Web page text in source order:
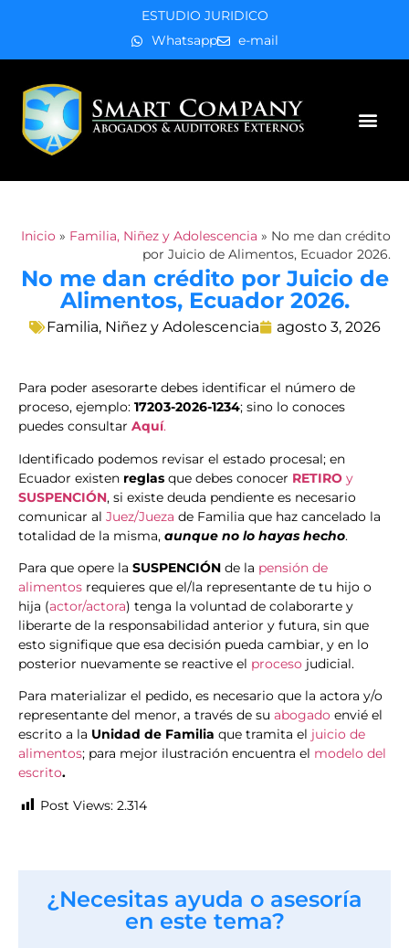
ESTUDIO JURIDICO
Whatsapp
e-mail
Inicio » Familia, Niñez y Adolescencia » No me dan crédito
por Juicio de Alimentos, Ecuador 2026.
No me dan crédito por Juicio de
Alimentos, Ecuador 2026.
Familia, Niñez y Adolescencia agosto 3, 2026
Para poder asesorarte debes identificar el número de
proceso, ejemplo: 17203-2026-1234; sino lo conoces
puedes consultar Aquí.
Identificado podemos revisar el estado procesal; en
Ecuador existen reglas que debes conocer RETIRO y
SUSPENCIÓN, si existe deuda pendiente es necesario
comunicar al Juez/Jueza de Familia que haz cancelado la
totalidad de la misma, aunque no lo hayas hecho.
Para que opere la SUSPENCIÓN de la pensión de
alimentos requieres que el/la representante de tu hijo o
hija (actor/actora) tenga la voluntad de colaborarte y
liberarte de la responsabilidad anterior y futura, sin que
esto signifique que esa decisión pueda cambiar, y en lo
posterior nuevamente se reactive el proceso judicial.
Para materializar el pedido, es necesario que la actora y/o
representante del menor, a través de su abogado envié el
escrito a la Unidad de Familia que tramita el juicio de
alimentos; para mejor ilustración encuentra el modelo del
escrito.
Post Views: 2.314
¿Necesitas ayuda o asesoría
en este tema?